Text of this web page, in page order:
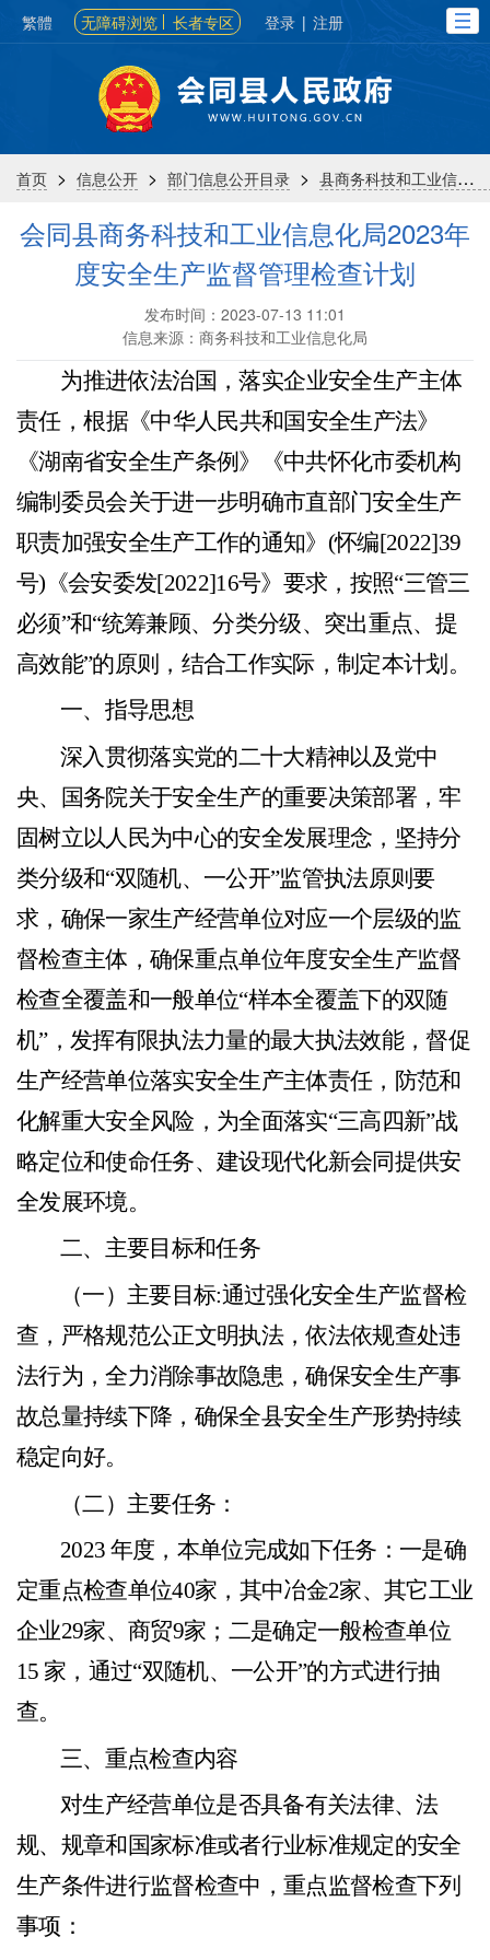
繁體 无障碍浏览 长者专区 登录 | 注册
首页 > 信息公开 > 部门信息公开目录 > 县商务科技和工业信息化局
会同县商务科技和工业信息化局2023年
度安全生产监督管理检查计划
发布时间：2023-07-13 11:01
信息来源：商务科技和工业信息化局
为推进依法治国 ，落实企业安全生产主体
责任，根据《中华人民共和国安全生产法》
《湖南省安全生产条例》《中共怀化市委机构
编制委员会关于进一步明确市直部门安全生产
职责加强安全生产工作的通知》 (怀编[2022]39
号)《会安委发[2022]16号》要求，按照“三管三
必须”和“统筹兼顾、分类分级、突出重点、提
高效能”的原则，结合工作实际，制定本计划。
一、指导思想
深入贯彻落实党的二十大精神以及党中
央、国务院关于安全生产的重要决策部署，牢
固树立以人民为中心的安全发展理念，坚持分
类分级和“双随机、 一公开”监管执法原则要
求，确保一家生产经营单位对应一个层级的监
督检查主体，确保重点单位年度安全生产监督
检查全覆盖和一般单位“样本全覆盖下的双随
机”，发挥有限执法力量的最大执法效能，督促
生产经营单位落实安全生产主体责任，防范和
化解重大安全风险，为全面落实“三高四新”战
略定位和使命任务、建设现代化新会同提供安
全发展环境。
二、主要目标和任务
（一） 主要目标:通过强化安全生产监督检
查，严格规范公正文明执法，依法依规查处违
法行为，全力消除事故隐患，确保安全生产事
故总量持续下降，确保全县安全生产形势持续
稳定向好。
（二） 主要任务 ：
2023 年度，本单位完成如下任务 ： 一是确
定重点检查单位40家，其中冶金2家、其它工业
企业29家、商贸9家 ； 二是确定一般检查单位
15 家，通过“双随机、 一公开”的方式进行抽
查。
三、重点检查内容
对生产经营单位是否具备有关法律、法
规、规章和国家标准或者行业标准规定的安全
生产条件进行监督检查中，重点监督检查下列
事项 ：